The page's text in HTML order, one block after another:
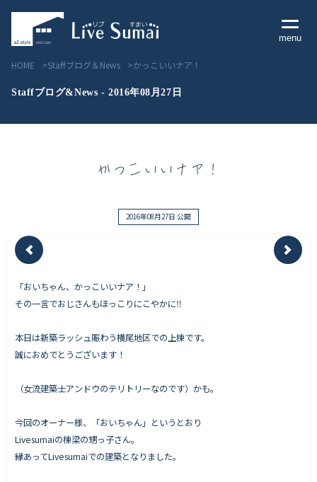
menu
Livesumai 住宅標準性能
Livesumai 保証について
見学会／モデルハウス情報
物件情報
完成案内
よくいただくご質問
HOME Staffブログ＆News かっこいいナア！
Staffブログ&News - 2016年08月27日
かっこいいナア！
2016年08月27日 公開
「おいちゃん、かっこいいナア！」
その一言でおじさんもほっこりにこやかに‼
本日は新築ラッシュ賑わう横尾地区での上棟です。
誠におめでとうございます！
（女流建築士アンドウのテリトリーなのです）かも。
今回のオーナー様、「おいちゃん」というとおり
Livesumaiの棟梁の甥っ子さん。
縁あってLivesumaiでの建築となりました。